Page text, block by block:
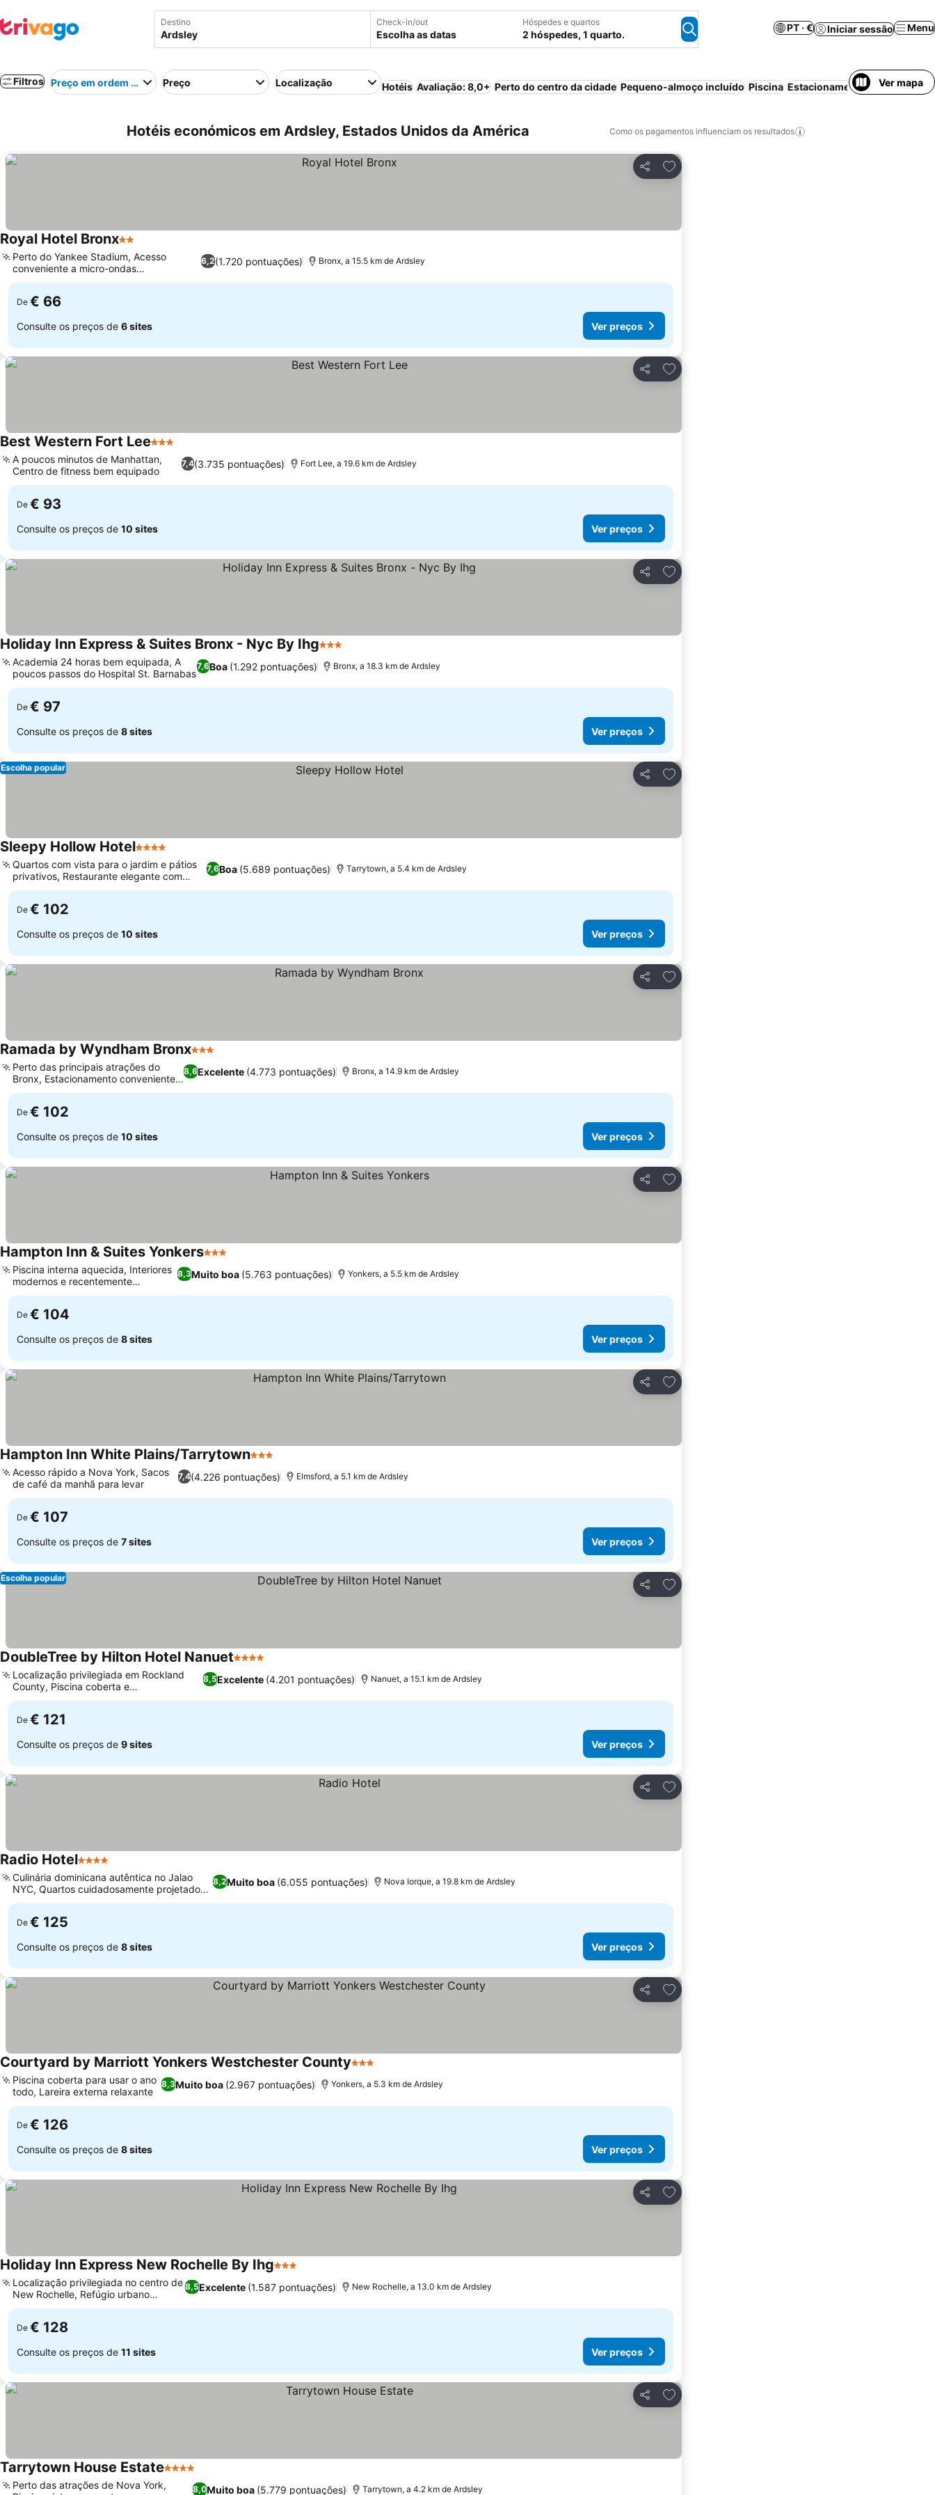
Destino Check-in/out
Escolha as datas
Hóspedes e quartos
2 hóspedes, 1 quarto.
PT · € Iniciar sessão Menu
Filtros Preço em ordem crescentePreço Localização Hotéis Avaliação: 8,0+ Perto do centro da cidade Pequeno-almoço incluído Piscina Estacionamento Ver mapa
Hotéis económicos em Ardsley, Estados Unidos da América Como os pagamentos influenciam os resultados
Partilhar
Adicionar aos favoritos
Royal Hotel Bronx2 Estrelas
6,2(1.720 pontuações)
Perto do Yankee Stadium, Acesso
conveniente a micro-ondas
compartilhado
Bronx, a 15.5 km de Ardsley
De € 66
Consulte os preços de 6 sites Ver preços
Partilhar
Adicionar aos favoritos
Best Western Fort Lee3 Estrelas
7,4(3.735 pontuações)
A poucos minutos de Manhattan,
Centro de fitness bem equipado
Fort Lee, a 19.6 km de Ardsley
De € 93
Consulte os preços de 10 sites Ver preços
Partilhar
Adicionar aos favoritos
Holiday Inn Express & Suites Bronx - Nyc By Ihg3 Estrelas
7,6Boa (1.292 pontuações)
Academia 24 horas bem equipada, A
poucos passos do Hospital St. Barnabas
Bronx, a 18.3 km de Ardsley
De € 97
Consulte os preços de 8 sites Ver preços
Partilhar
Adicionar aos favoritos
Escolha popular
Sleepy Hollow Hotel4 Estrelas
7,6Boa (5.689 pontuações)
Quartos com vista para o jardim e pátios
privativos, Restaurante elegante com
lareira
Tarrytown, a 5.4 km de Ardsley
De € 102
Consulte os preços de 10 sites Ver preços
Partilhar
Adicionar aos favoritos
Ramada by Wyndham Bronx3 Estrelas
8,6Excelente (4.773 pontuações)
Perto das principais atrações do
Bronx, Estacionamento conveniente
no local
Bronx, a 14.9 km de Ardsley
De € 102
Consulte os preços de 10 sites Ver preços
Partilhar
Adicionar aos favoritos
Hampton Inn & Suites Yonkers3 Estrelas
8,3Muito boa (5.763 pontuações)
Piscina interna aquecida, Interiores
modernos e recentemente
renovados
Yonkers, a 5.5 km de Ardsley
De € 104
Consulte os preços de 8 sites Ver preços
Partilhar
Adicionar aos favoritos
Hampton Inn White Plains/Tarrytown3 Estrelas
7,4(4.226 pontuações)
Acesso rápido a Nova York, Sacos
de café da manhã para levar
Elmsford, a 5.1 km de Ardsley
De € 107
Consulte os preços de 7 sites Ver preços
Partilhar
Adicionar aos favoritos
Escolha popular
DoubleTree by Hilton Hotel Nanuet4 Estrelas
8,5Excelente (4.201 pontuações)
Localização privilegiada em Rockland
County, Piscina coberta e
hidromassagem relaxante
Nanuet, a 15.1 km de Ardsley
De € 121
Consulte os preços de 9 sites Ver preços
Partilhar
Adicionar aos favoritos
Radio Hotel4 Estrelas
8,2Muito boa (6.055 pontuações)
Culinária dominicana autêntica no Jalao
NYC, Quartos cuidadosamente projetados
com toque local
Nova Iorque, a 19.8 km de Ardsley
De € 125
Consulte os preços de 8 sites Ver preços
Partilhar
Adicionar aos favoritos
Courtyard by Marriott Yonkers Westchester County3 Estrelas
8,3Muito boa (2.967 pontuações)
Piscina coberta para usar o ano
todo, Lareira externa relaxante
Yonkers, a 5.3 km de Ardsley
De € 126
Consulte os preços de 8 sites Ver preços
Partilhar
Adicionar aos favoritos
Holiday Inn Express New Rochelle By Ihg3 Estrelas
8,5Excelente (1.587 pontuações)
Localização privilegiada no centro de
New Rochelle, Refúgio urbano
tranquilo
New Rochelle, a 13.0 km de Ardsley
De € 128
Consulte os preços de 11 sites Ver preços
Partilhar
Adicionar aos favoritos
Tarrytown House Estate4 Estrelas
8,0Muito boa (5.779 pontuações)
Perto das atrações de Nova York,
Tarrytown, a 4.2 km de Ardsley